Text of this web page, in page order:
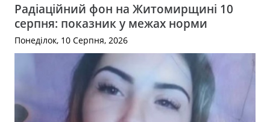
Радіаційний фон на Житомирщині 10
серпня: показник у межах норми
Понеділок, 10 Серпня, 2026